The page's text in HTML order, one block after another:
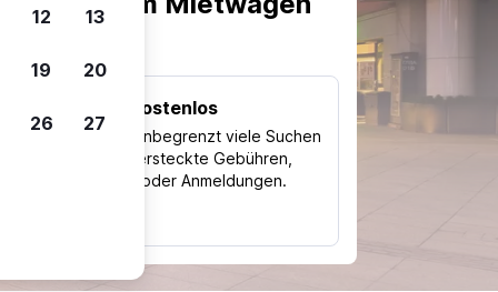
Kostenlos
Nutze unbegrenzt viele Suchen
ohne versteckte Gebühren,
Kosten oder Anmeldungen.
12 13
19 20
26 27